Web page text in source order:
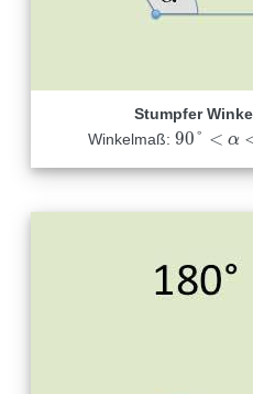
Stumpfer
Winkelmaß: 90° < α
90°< α< 180